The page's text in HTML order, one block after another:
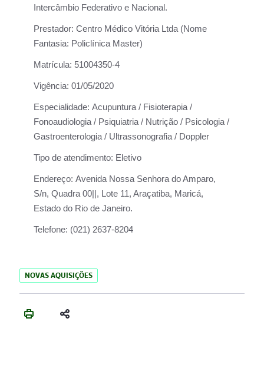
Intercâmbio Federativo e Nacional.
Prestador: Centro Médico Vitória Ltda (Nome
Fantasia: Policlínica Master)
Matrícula: 51004350-4
Vigência: 01/05/2020
Especialidade: Acupuntura / Fisioterapia /
Fonoaudiologia / Psiquiatria / Nutrição / Psicologia /
Gastroenterologia / Ultrassonografia / Doppler
Tipo de atendimento: Eletivo
Endereço: Avenida Nossa Senhora do Amparo,
S/n, Quadra 00||, Lote 11, Araçatiba, Maricá,
Estado do Rio de Janeiro.
Telefone: (021) 2637-8204
NOVAS AQUISIÇÕES